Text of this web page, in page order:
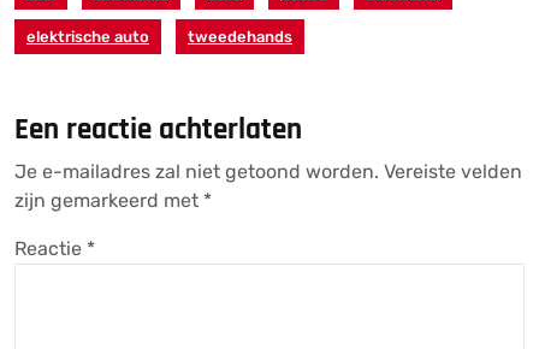
elektrische auto tweedehands
Een reactie achterlaten
Je e-mailadres zal niet getoond worden. Vereiste velden
zijn gemarkeerd met *
Reactie *